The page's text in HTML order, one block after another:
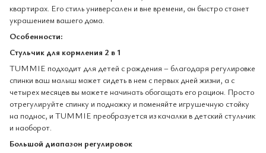
квартирах. Его стиль универсален и вне времени, он быстро станет
украшением вашего дома.
Особенности:
Стульчик для кормления 2 в 1
TUMMIE подходит для детей с рождения – благодаря регулировке
спинки ваш малыш может сидеть в нем с первых дней жизни, а с
четырех месяцев вы можете начинать обогащать его рацион. Просто
отрегулируйте спинку и подножку и поменяйте игрушечную стойку
на поднос, и TUMMIE преобразуется из качалки в детский стульчик
и наоборот.
Большой диапазон регулировок